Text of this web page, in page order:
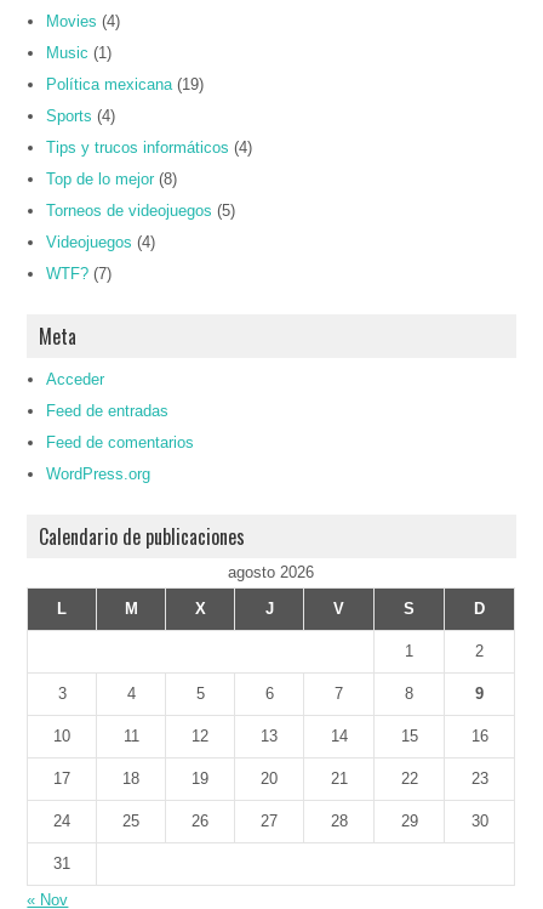
Movies (4)
Music (1)
Política mexicana (19)
Sports (4)
Tips y trucos informáticos (4)
Top de lo mejor (8)
Torneos de videojuegos (5)
Videojuegos (4)
WTF? (7)
Meta
Acceder
Feed de entradas
Feed de comentarios
WordPress.org
Calendario de publicaciones
agosto 2026
L
M X J V S D
1 2
3 4 5 6 7 8 9
10 11 12 13 14 15 16
17 18 19 20 21 22 23
24 25 26 27 28 29 30
31
« Nov